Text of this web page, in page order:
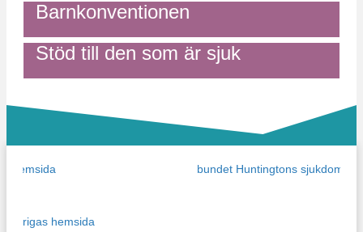
Barnkonventionen
Stöd till den som är sjuk